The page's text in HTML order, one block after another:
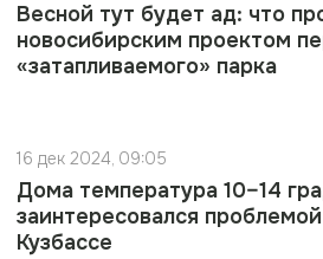
Весной тут будет ад: что
новосибирским проектом
«затапливаемого» парка
16 дек 2024, 09:05
Дома температура 10–14
заинтересовался
Кузбассе